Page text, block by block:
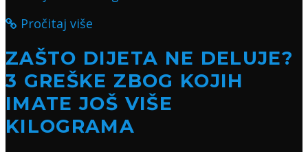
Pročitaj više
ZAŠTO DIJETA NE DELUJE?
3 GREŠKE ZBOG KOJIH
IMATE JOŠ VIŠE
KILOGRAMA